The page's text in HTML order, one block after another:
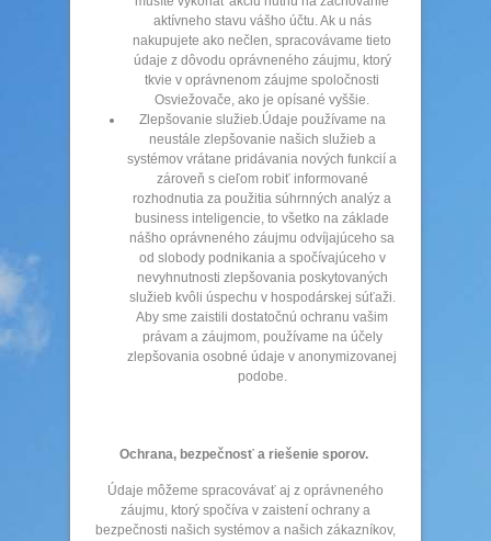
aktívneho stavu vášho účtu. Ak u nás
nakupujete ako nečlen, spracovávame tieto
údaje z dôvodu oprávneného záujmu, ktorý
tkvie v oprávnenom záujme spoločnosti
Osviežovače, ako je opísané vyššie.
Zlepšovanie služieb.Údaje používame na
neustále zlepšovanie našich služieb a
systémov vrátane pridávania nových funkcií a
zároveň s cieľom robiť informované
rozhodnutia za použitia súhrnných analýz a
business inteligencie, to všetko na základe
nášho oprávneného záujmu odvíjajúceho sa
od slobody podnikania a spočívajúceho v
nevyhnutnosti zlepšovania poskytovaných
služieb kvôli úspechu v hospodárskej súťaži.
Aby sme zaistili dostatočnú ochranu vašim
právam a záujmom, používame na účely
zlepšovania osobné údaje v anonymizovanej
podobe.
Ochrana, bezpečnosť a riešenie sporov.
Údaje môžeme spracovávať aj z oprávneného
záujmu, ktorý spočíva v zaistení ochrany a
bezpečnosti našich systémov a našich zákazníkov,